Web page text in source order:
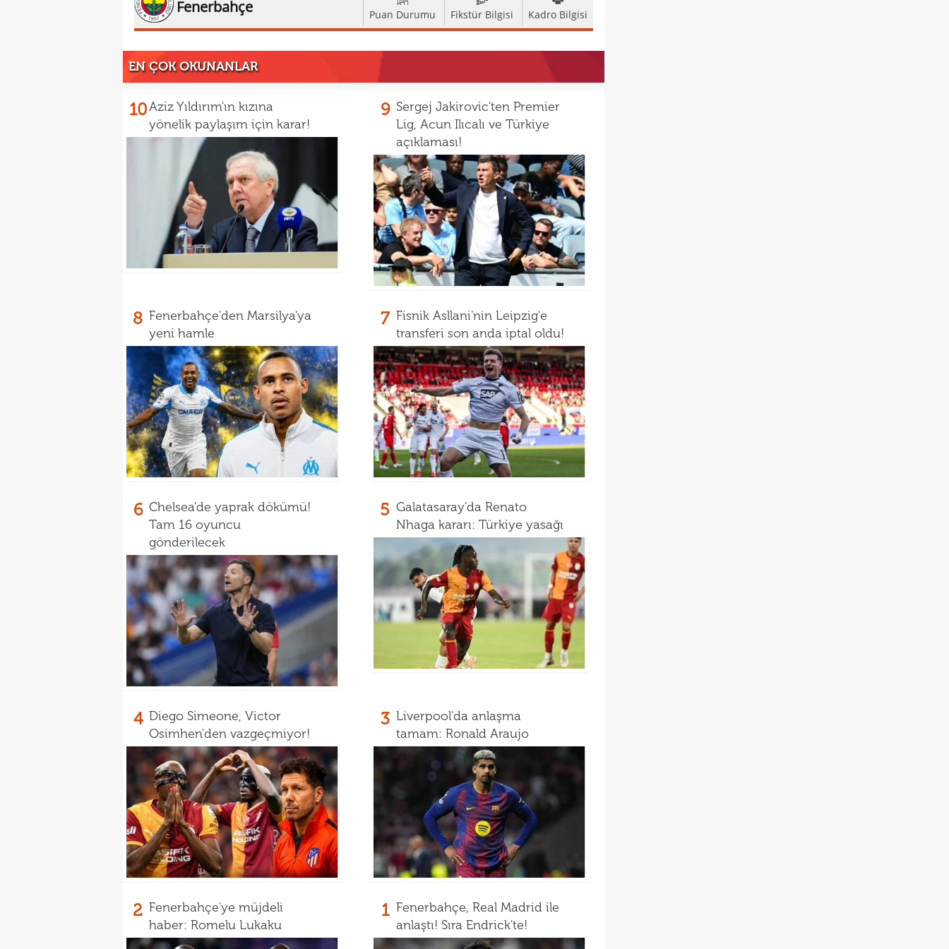
Fenerbahçe Puan Durumu Fikstür Bilgisi Kadro Bilgisi
EN ÇOK OKUNANLAR
10Aziz Yıldırım'ın kızına
yönelik paylaşım için karar!
9 Sergej Jakirovic'ten Premier
Lig, Acun Ilıcalı ve Türkiye
açıklaması!
8 Fenerbahçe'den Marsilya'ya
yeni hamle
7 Fisnik Asllani'nin Leipzig'e
transferi son anda iptal oldu!
6 Chelsea'de yaprak dökümü!
Tam 16 oyuncu
gönderilecek
5 Galatasaray'da Renato
Nhaga kararı: Türkiye yasağı
4 Diego Simeone, Victor
Osimhen'den vazgeçmiyor!
3 Liverpool'da anlaşma
tamam: Ronald Araujo
2 Fenerbahçe'ye müjdeli
haber: Romelu Lukaku
1 Fenerbahçe, Real Madrid ile
anlaştı! Sıra Endrick'te!